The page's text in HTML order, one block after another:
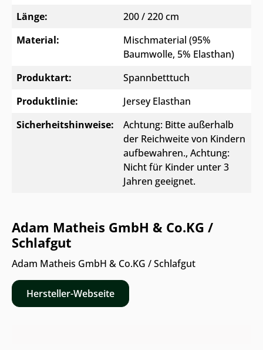
Länge:
200 / 220 cm
Material:
Mischmaterial (95%
Baumwolle, 5% Elasthan)
Produktart:
Spannbetttuch
Produktlinie:
Jersey Elasthan
Sicherheitshinweise:
Achtung: Bitte außerhalb
der Reichweite von Kindern
aufbewahren., Achtung:
Nicht für Kinder unter 3
Jahren geeignet.
Adam Matheis GmbH & Co.KG /
Schlafgut
Adam Matheis GmbH & Co.KG / Schlafgut
Hersteller-Webseite